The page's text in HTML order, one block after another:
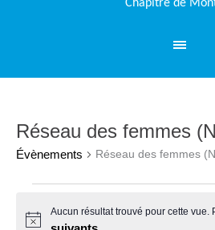
Réseau des femmes
Évènements Réseau des femmes
Évènements
Notice
Aucun résultat trouvé pour cette vue.